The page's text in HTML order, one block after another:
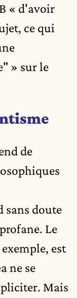
« d'avoir
ce qui
» sur le
de
sans doute
Le
est
ne se
Mais